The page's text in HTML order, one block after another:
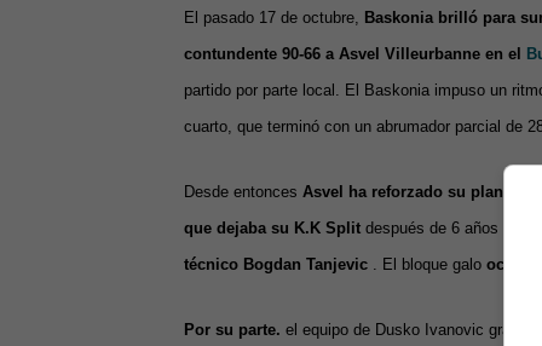
El pasado 17 de octubre, Baskonia brilló para
contundente 90-66 a Asvel Villeurbanne en el
partido por parte local. El Baskonia impuso un
cuarto, que terminó con un abrumador parcial de
Desde entonces Asvel ha reforzado su plantilla
que dejaba su K.K Split después de 6 años para
técnico Bogdan Tanjevic . El bloque galo ocupa
Por su parte. el equipo de Dusko Ivanovic